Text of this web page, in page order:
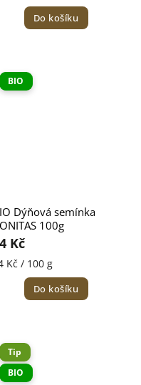
Do košíku
BIO
Dýňová semínka
100g
Kč
Kč / 100 g
Do košíku
Tip
BIO